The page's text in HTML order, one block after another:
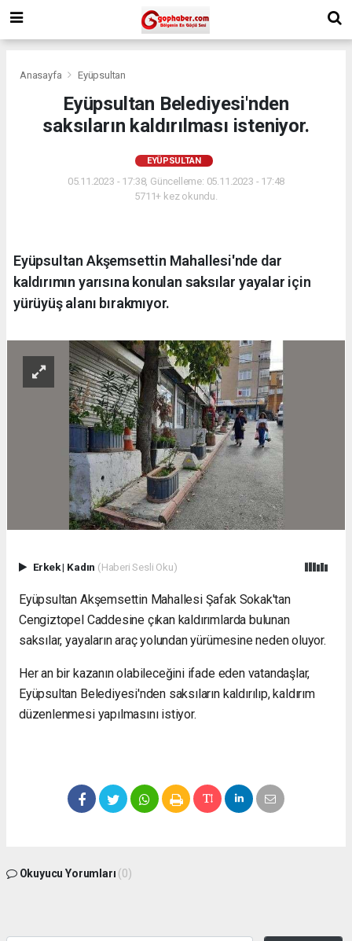
Anasayfa Eyüpsultan
Eyüpsultan Belediyesi'nden
saksıların kaldırılması isteniyor.
EYÜPSULTAN
05.11.2023 - 17:38, Güncelleme: 05.11.2023 - 17:48
5711+ kez okundu.
Eyüpsultan Akşemsettin Mahallesi'nde dar
kaldırımın yarısına konulan saksılar yayalar için
yürüyüş alanı bırakmıyor.
Erkek| Kadın (Haberi Sesli Oku)
Eyüpsultan Akşemsettin Mahallesi Şafak Sokak'tan
Cengiztopel Caddesine çıkan kaldırımlarda bulunan
saksılar, yayaların araç yolundan yürümesine neden oluyor.
Her an bir kazanın olabileceğini ifade eden vatandaşlar,
Eyüpsultan Belediyesi'nden saksıların kaldırılıp, kaldırım
düzenlenmesi yapılmasını istiyor.
Okuyucu Yorumları (0)